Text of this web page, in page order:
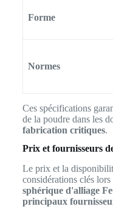
Forme
Normes
Ces spécifications
de la poudre dans les
fabrication critiques.
Prix et fournisseurs
Le prix et la
considérations clés
sphérique d'alliage
principaux